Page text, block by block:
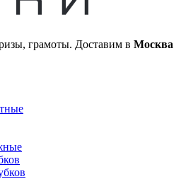
грамоты. Доставим в Москва